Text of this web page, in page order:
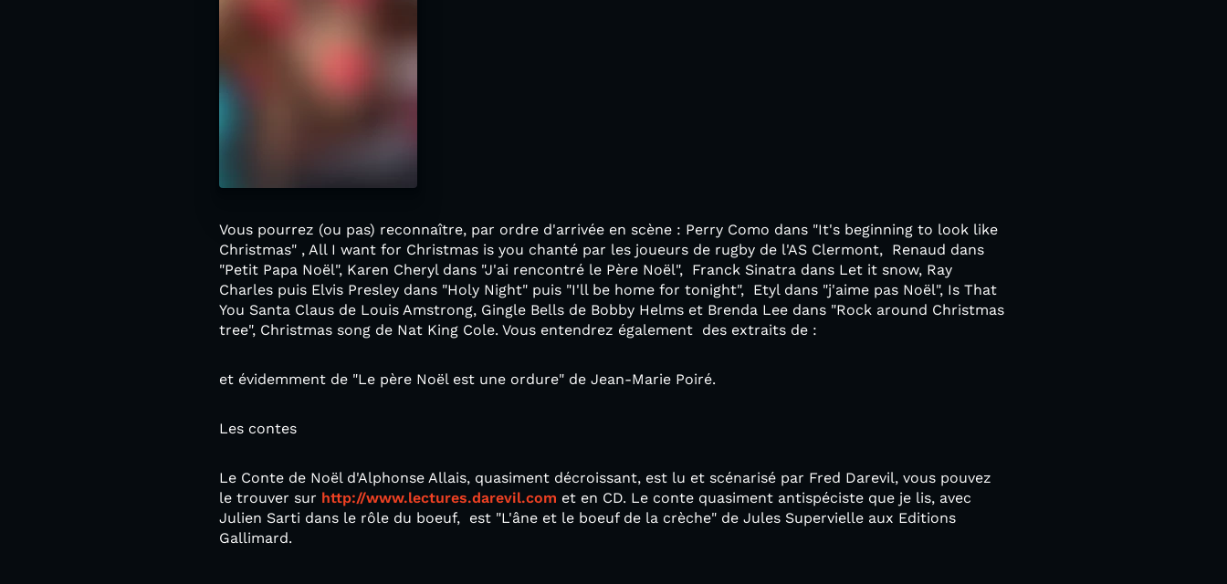
Vous pourrez (ou pas) reconnaître, par ordre d'arrivée en scène : Perry Como dans "It's beginning to look like
Christmas" , All I want for Christmas is you chanté par les joueurs de rugby de l'AS Clermont, Renaud dans
"Petit Papa Noël", Karen Cheryl dans "J'ai rencontré le Père Noël", Franck Sinatra dans Let it snow, Ray
Charles puis Elvis Presley dans "Holy Night" puis "I'll be home for tonight", Etyl dans "j'aime pas Noël", Is That
You Santa Claus de Louis Amstrong, Gingle Bells de Bobby Helms et Brenda Lee dans "Rock around Christmas
tree", Christmas song de Nat King Cole. Vous entendrez également des extraits de :
et évidemment de "Le père Noël est une ordure" de Jean-Marie Poiré.
Les contes
Le Conte de Noël d'Alphonse Allais, quasiment décroissant, est lu et scénarisé par Fred Darevil, vous pouvez
le trouver sur http://www.lectures.darevil.com et en CD. Le conte quasiment antispéciste que je lis, avec
Julien Sarti dans le rôle du boeuf, est "L'âne et le boeuf de la crèche" de Jules Supervielle aux Editions
Gallimard.